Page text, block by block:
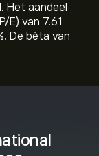
Het aandeel
van 7.61
De bèta van